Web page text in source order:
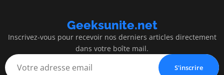
Geeksunite.net
Inscrivez-vous pour recevoir nos derniers articles directement
dans votre boîte mail.
S'inscrire